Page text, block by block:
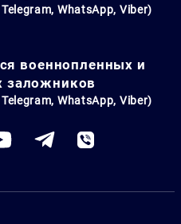
WhatsApp, Viber)
военнопленных и
заложников
WhatsApp, Viber)